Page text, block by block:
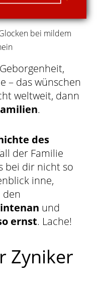
bei mildem
– das wünschen
weltweit, dann
.
des
der Familie
bei dir nicht so
inne,
den
und
ernst. Lache!
Zyniker